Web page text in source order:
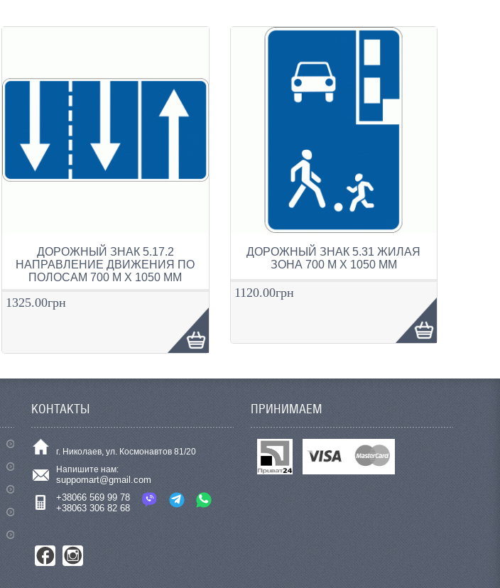
ДОРОЖНЫЙ ЗНАК 5.17.2
НАПРАВЛЕНИЕ ДВИЖЕНИЯ ПО
ПОЛОСАМ 700 М Х 1050 ММ
1325.00грн
ДОРОЖНЫЙ ЗНАК 5.31 ЖИЛАЯ
ЗОНА 700 М Х 1050 ММ
1120.00грн
КОНТАКТЫ
г. Николаев, ул. Космонавтов 81/20
Напишите нам:
suppomart@gmail.com
+38066 569 99 78
+38063 306 82 68
ПРИНИМАЕМ